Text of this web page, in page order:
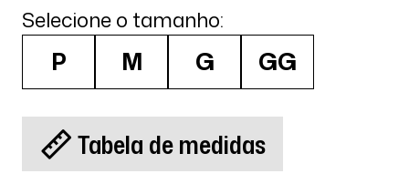
Selecione o tamanho:
P M G GG
Tabela de medidas